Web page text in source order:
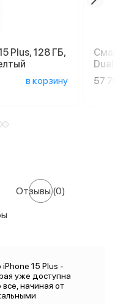
Plus, 128 ГБ,
в корзину
57
Отзывы(0)
15 Plus -
уже доступна
начиная от